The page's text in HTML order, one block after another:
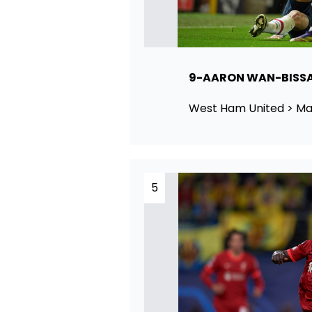
9-AARON WAN-
West Ham United >
5